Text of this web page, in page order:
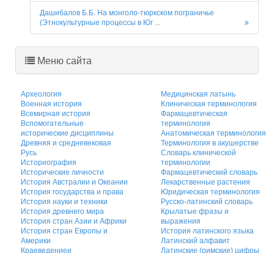
Дашибалов Б.Б. На монголо-тюркском пограничье
(Этнокультурные процессы в Юг ...
Меню сайта
Археология
Военная история
Всемирная история
Вспомогательные
исторические дисциплины
Древняя и средневековая
Русь
Историография
Исторические личности
История Австралии и Океании
История государства и права
История науки и техники
История древнего мира
История стран Азии и Африки
История стран Европы и
Америки
Краеведениеи
Медицинская латынь
Клиническая терминология
Фармацевтическая
терминология
Анатомическая терминология
Терминология в акушерстве
Словарь клинической
терминологии
Фармацевтический словарь
Лекарственные растения
Юридическая терминология
Русско-латинский словарь
Крылатые фразы и
выражения
История латинского языка
Латинский алфавит
Латинские (римские) цифры